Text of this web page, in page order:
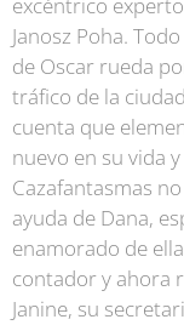
excéntrico
Janosz Poha.
de Oscar rueda
tráfico de la
cuenta que
nuevo en su vida
Cazafantasmas
ayuda de Dana,
enamorado de
contador y ahora
Janine, su